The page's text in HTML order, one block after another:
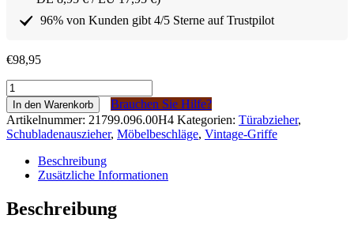
96% von Kunden gibt 4/5 Sterne auf Trustpilot
€98,95
Greep
Klassiek
Nikkel
Mat
Evolve
serie
(10
stuks)
In den Warenkorb
Brauchen Sie Hilfe?
Artikelnummer: 21799.096.00H4 Kategorien: Türabzieher,
Schubladenauszieher, Möbelbeschläge, Vintage-Griffe
Beschreibung
Zusätzliche Informationen
Beschreibung